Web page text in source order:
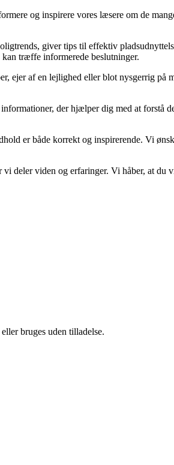
og inspirere vores læsere om de
giver tips til effektiv
træffe informerede beslutninger.
ejer af en lejlighed eller blot nysgerrig på
der hjælper dig med at forstå
er både korrekt og inspirerende. Vi
vi deler viden og erfaringer. Vi håber, at du
bruges uden tilladelse.